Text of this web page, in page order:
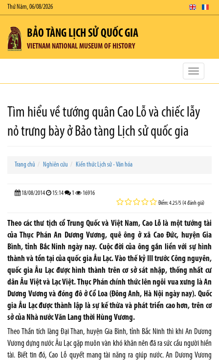
Thứ Năm, 06/08/2026
BẢO TÀNG LỊCH SỬ QUỐC GIA
VIETNAM NATIONAL MUSEUM OF HISTORY
Toggle
Tìm hiểu về tướng quân Cao Lỗ và chiếc lẫy
nỏ trưng bày ở Bảo tàng Lịch sử quốc gia
Trang chủ Nghiên cứu Kiến thức Lịch sử - Văn hóa
18/08/2014 15:14 1 16916
Điểm: 4.25/5 (4 đánh giá)
Theo các thư tịch cổ Trung Quốc và Việt Nam, Cao Lỗ là một tướng tài
của Thục Phán An Dương Vương, quê ông ở xã Cao Đức, huyện Gia
Bình, tỉnh Bắc Ninh ngày nay. Cuộc đời của ông gắn liền với sự hình
thành và tồn tại của quốc gia Âu Lạc. Vào thế kỷ III trước Công nguyên,
quốc gia Âu Lạc được hình thành trên cơ sở sát nhập, thống nhất cư
dân Âu Việt và Lạc Việt. Thục Phán chính thức lên ngôi vua xưng là An
Dương Vương và đóng đô ở Cổ Loa (Đông Anh, Hà Nội ngày nay). Quốc
gia Âu Lạc được thành lập là sự kế thừa và phát triển cao hơn, trên cơ
sở của Nhà nước Văn Lang thời Hùng Vương.
Theo Thần tích làng Đại Than, huyện Gia Bình, tỉnh Bắc Ninh thì khi An Dương
Vương dựng nước Âu Lạc gặp muôn vàn khó khăn nên đã ra sức cầu người hiền
tài. Biết tin đó, Cao Lỗ quyết mang tài năng ra giúp nước. An Dương Vương